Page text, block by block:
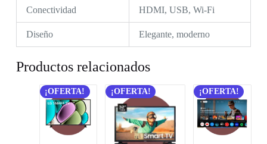
Conectividad HDMI, USB, Wi-Fi
Diseño Elegante, moderno
Productos relacionados
¡OFERTA! ¡OFERTA! ¡OFERTA!